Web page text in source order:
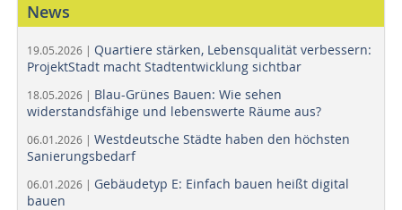
News
19.05.2026 | Quartiere stärken, Lebensqualität verbessern:
ProjektStadt macht Stadtentwicklung sichtbar
18.05.2026 | Blau-Grünes Bauen: Wie sehen
widerstandsfähige und lebenswerte Räume aus?
06.01.2026 | Westdeutsche Städte haben den höchsten
Sanierungsbedarf
06.01.2026 | Gebäudetyp E: Einfach bauen heißt digital
bauen